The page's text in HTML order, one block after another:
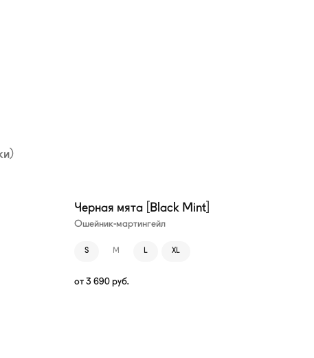
Черная мята [Black Mint]
Ошейник-мартингейл
S M L XL
от 3 690 руб.